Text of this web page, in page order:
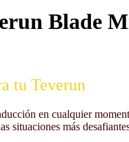
Blade
tu Teverun
en cualquier
situaciones más